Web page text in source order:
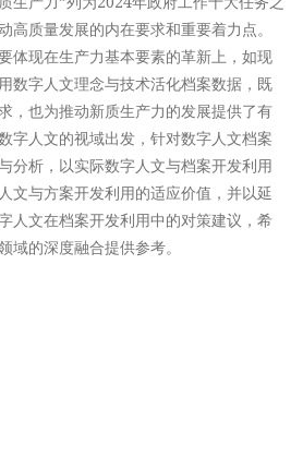
高质量发展的内在要求和重要着力点。
体现在生产力基本要素的革新上，如现
数字人文理念与技术活化档案数据，既
，也为推动新质生产力的发展提供了有
字人文的视域出发，针对数字人文档案
分析，以实际数字人文与档案开发利用
文与方案开发利用的适应价值，并以延
人文在档案开发利用中的对策建议，希
域的深度融合提供参考。